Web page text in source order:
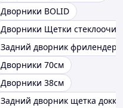
Дворники BOLID
Дворники Щетки
Задний дворник фрилендер
Дворники 70см
Дворники 38см
Задний дворник щетка